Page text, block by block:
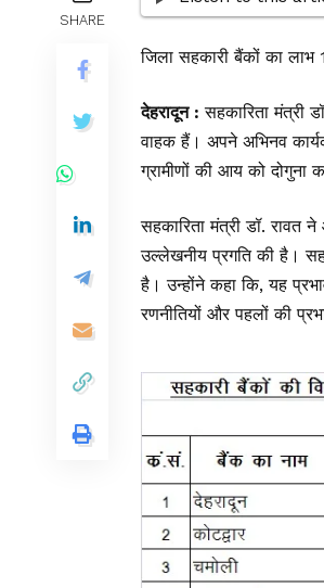
SHARE
जिला सहकारी बैंकों का
देहरादून : सहकारिता मंत्री
वाहक हैं। अपने अभिनव
ग्रामीणों की आय को दोगुना
सहकारिता मंत्री डॉ. रावत
उल्लेखनीय प्रगति की है।
है। उन्होंने कहा कि, यह
रणनीतियों और पहलों की